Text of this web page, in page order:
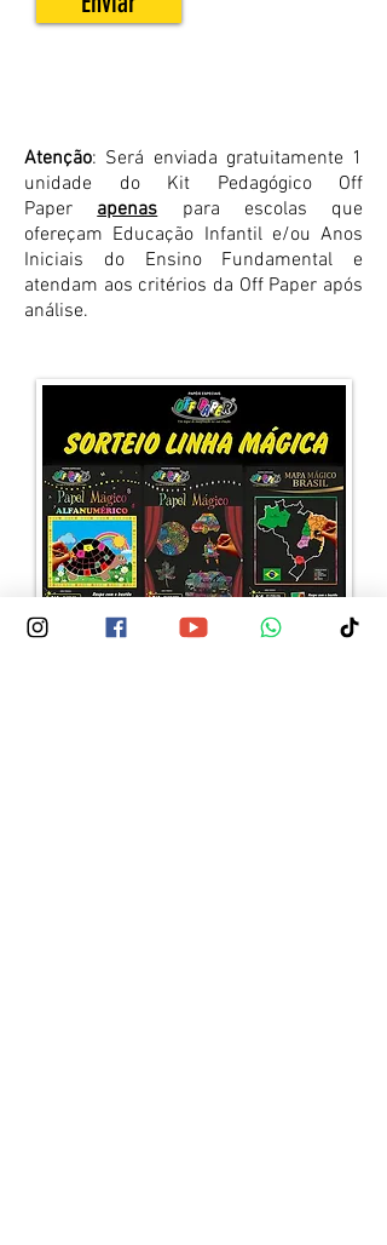
Atenção: Será enviada gratuitamente 1
unidade do Kit Pedagógico Off
Paperapenaspara escolas que
ofereçam Educação Infantil e/ou Anos
Iniciais do Ensino Fundamental e
atendam aos critérios da Off Paper após
análise.